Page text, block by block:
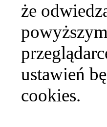
że
ustawień
cookies.